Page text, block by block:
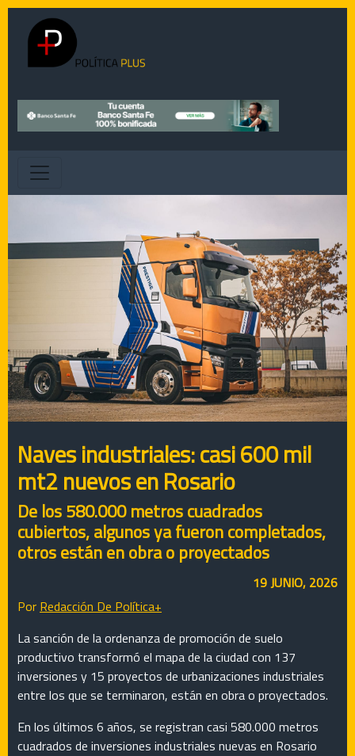
Naves industriales: casi 600 mil
mt2 nuevos en Rosario
De los 580.000 metros cuadrados
cubiertos, algunos ya fueron completados,
otros están en obra o proyectados
19 JUNIO, 2026
Por Redacción De Política+
La sanción de la ordenanza de promoción de suelo
productivo transformó el mapa de la ciudad con 137
inversiones y 15 proyectos de urbanizaciones industriales
entre los que se terminaron, están en obra o proyectados.
En los últimos 6 años, se registran casi 580.000 metros
cuadrados de inversiones industriales nuevas en Rosario